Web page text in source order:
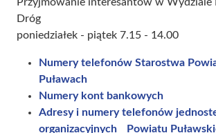
Dróg
poniedziałek - piątek 7.15 - 14.00
Numery telefonów Starostwa
Puławach
Numery kont bankowych
Adresy i numery telefonów
organizacyjnych Powiatu